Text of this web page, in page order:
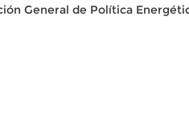
General de Política